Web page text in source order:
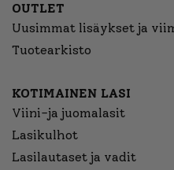
OUTLET
Uusimmat lisäykset ja
Tuotearkisto
KOTIMAINEN LASI
Viini-ja juomalasit
Lasikulhot
Lasilautaset ja vadit